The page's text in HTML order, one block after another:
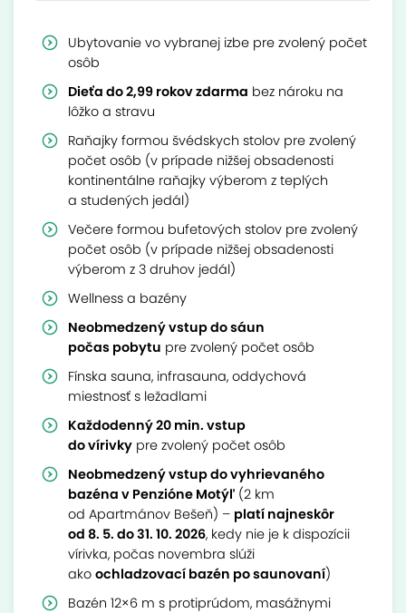
Ubytovanie vo vybranej izbe pre zvolený počet
osôb
Dieťa do 2,99 rokov zdarma bez nároku na
lôžko a stravu
Raňajky formou švédskych stolov pre zvolený
počet osôb (v prípade nižšej obsadenosti
kontinentálne raňajky výberom z teplých
a studených jedál)
Večere formou bufetových stolov pre zvolený
počet osôb (v prípade nižšej obsadenosti
výberom z 3 druhov jedál)
Wellness a bazény
Neobmedzený vstup do sáun
počas pobytu pre zvolený počet osôb
Fínska sauna, infrasauna, oddychová
miestnosť s ležadlami
Každodenný 20 min. vstup
do vírivky pre zvolený počet osôb
Neobmedzený vstup do vyhrievaného
bazéna v Penzióne Motýľ (2 km
od Apartmánov Bešeň) – platí najneskôr
od 8. 5. do 31. 10. 2026, kedy nie je k dispozícii
vírivka, počas novembra slúži
ako ochladzovací bazén po saunovaní)
Bazén 12×6 m s protiprúdom, masážnymi